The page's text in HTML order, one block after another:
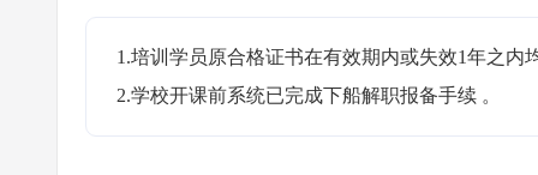
1.培训学员原合格证书在有效期内或失效1年之内
2.学校开课前系统已完成下船解职报备手续 。